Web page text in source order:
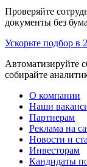
Проверяйте
документы без
Ускорьте подбор в
Автоматизируйте
собирайте
О компании
Наши
Партнерам
Реклама на
Новости и
Инвесторам
Кандидаты